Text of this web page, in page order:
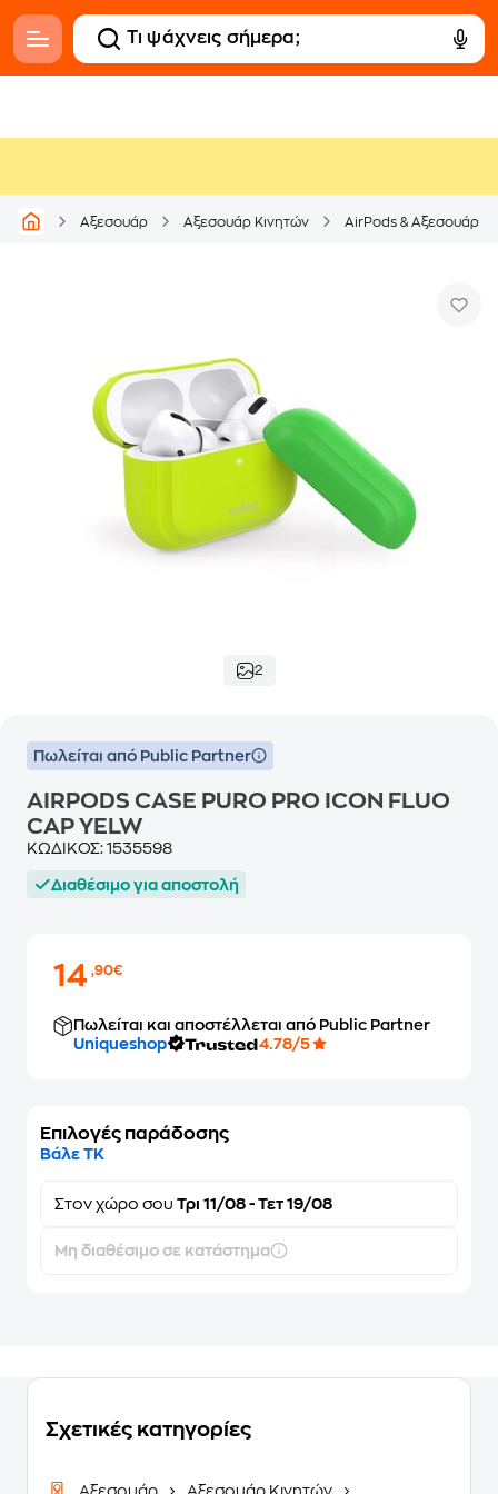
Αξεσουάρ Αξεσουάρ Κινητών AirPods & Αξεσουάρ
2
Πωλείται από Public Partner
AIRPODS CASE PURO PRO ICON FLUO
CAP YELW
ΚΩΔΙΚΟΣ: 1535598
Διαθέσιμο για αποστολή
14,90€
Πωλείται και αποστέλλεται από Public Partner
Uniqueshop
4.78/5
Επιλογές παράδοσης
Βάλε ΤΚ
Στον χώρο σου Τρι 11/08 - Τετ 19/08
Μη διαθέσιμο σε κατάστημα
Σχετικές κατηγορίες
Αξεσουάρ
Αξεσουάρ Κινητών